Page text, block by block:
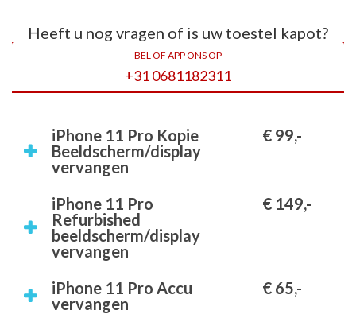
Heeft u nog vragen of is uw toestel kapot?
BEL OF APP ONS OP
+31 0681182311
iPhone 11 Pro Kopie
Beeldscherm/display
vervangen
€ 99,-
iPhone 11 Pro
Refurbished
beeldscherm/display
vervangen
€ 149,-
iPhone 11 Pro Accu
vervangen
€ 65,-